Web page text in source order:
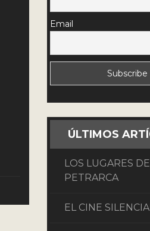
Email
ÚLTIMOS
LOS LUGARES DE
PETRARCA
EL CINE